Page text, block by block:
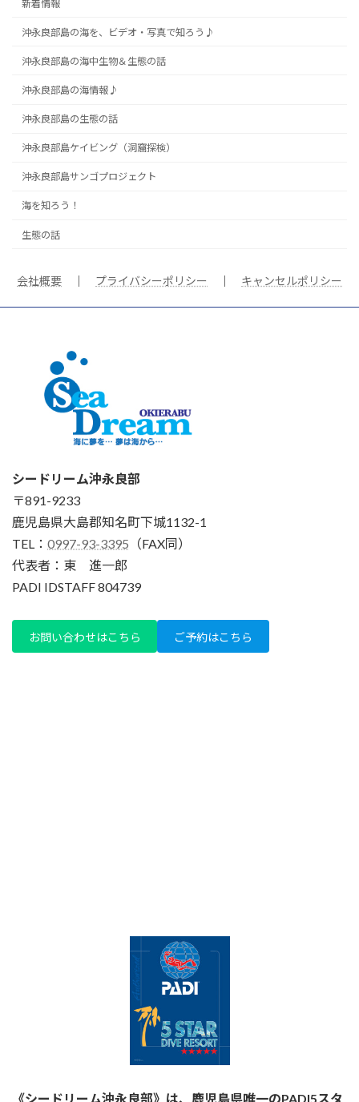
新着情報
沖永良部島の海を、ビデオ・写真で知ろう♪
沖永良部島の海中生物＆生態の話
沖永良部島の海情報♪
沖永良部島の生態の話
沖永良部島ケイビング（洞窟探検）
沖永良部島サンゴプロジェクト
海を知ろう！
生態の話
会社概要 プライバシーポリシー キャンセルポリシー
シードリーム沖永良部
〒891-9233
鹿児島県大島郡知名町下城1132-1
TEL： 0997-93-3395 （FAX同）
代表者：東 進一郎
PADI IDSTAFF 804739
お問い合わせはこちら ご予約はこちら
《シードリーム沖永良部》は、鹿児島県唯一のPADI5スタ